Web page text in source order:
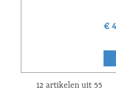
€
12 artikelen uit 55